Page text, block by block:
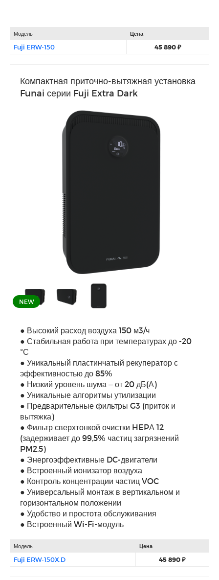
Модель Цена
Fuji ERW-150 45 890 ₽
Компактная приточно-вытяжная установка
Funai серии Fuji Extra Dark
NEW
● Высокий расход воздуха 150 м3/ч
● Стабильная работа при температурах до -20
°С
● Уникальный пластинчатый рекуператор с
эффективностью до 85%
● Низкий уровень шума – от 20 дБ(А)
● Уникальные алгоритмы утилизации
● Предварительные фильтры G3 (приток и
вытяжка)
● Фильтр сверхтонкой очистки HEPА 12
(задерживает до 99,5% частиц загрязнений
PM2.5)
● Энергоэффективные DC-двигатели
● Встроенный ионизатор воздуха
● Контроль концентрации частиц VOC
● Универсальный монтаж в вертикальном и
горизонтальном положении
● Удобство и простота обслуживания
● Встроенный Wi-Fi-модуль
Модель Цена
Fuji ERW-150X.D 45 890 ₽